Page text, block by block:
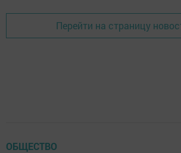
Перейти на страницу
ОБЩЕСТВО